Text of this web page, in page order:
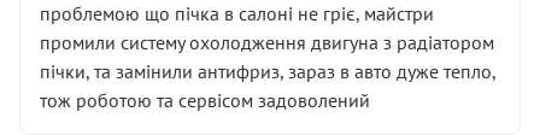
проблемою що пічка в салоні не гріє, майстри
промили систему охолодження двигуна з радіатором
пічки, та замінили антифриз, зараз в авто дуже тепло,
тож роботою та сервісом задоволений